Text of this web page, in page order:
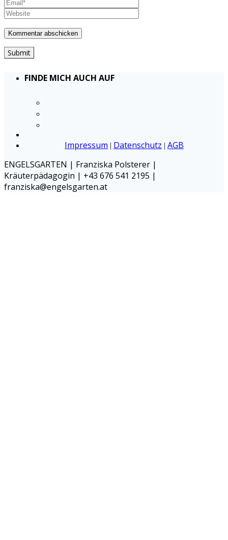
Submit
FINDE MICH AUCH AUF
Impressum | Datenschutz | AGB
ENGELSGARTEN | Franziska Polsterer |
Kräuterpädagogin | +43 676 541 2195 |
franziska@engelsgarten.at